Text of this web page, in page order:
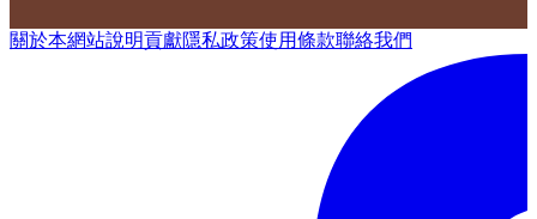
關於本網站說明貢獻隱私政策使用條款聯絡我們